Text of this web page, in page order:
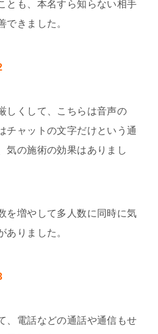
とも、本名すら知らない相手
できました。
しくして、こちらは音声の
チャットの文字だけという通
気の施術の効果はありまし
を増やして多人数に同時に気
ありました。
、電話などの通話や通信もせ